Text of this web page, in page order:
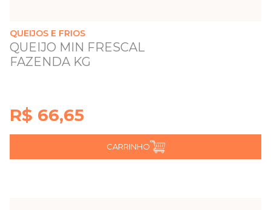
QUEIJOS E FRIOS
QUEIJO MIN FRESCAL
FAZENDA KG
R$ 66,65
CARRINHO